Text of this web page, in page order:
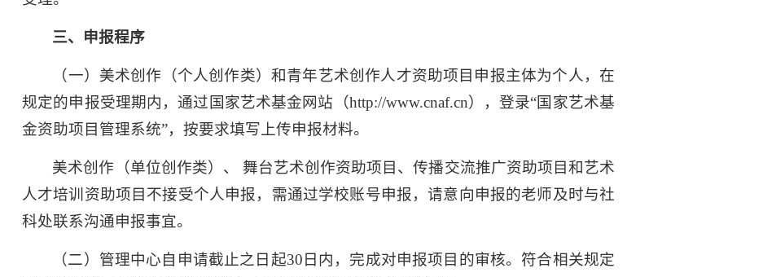
三、申报程序
（一）美术创作（个人创作类）和青年艺术创作人才资助项目申报主体为个人，在
规定的申报受理期内，通过国家艺术基金网站（http://www.cnaf.cn），登录“国家艺术基
金资助项目管理系统”，按要求填写上传申报材料。
美术创作（单位创作类）、 舞台艺术创作资助项目、传播交流推广资助项目和艺术
人才培训资助项目不接受个人申报，需通过学校账号申报，请意向申报的老师及时与社
科处联系沟通申报事宜。
（二）管理中心自申请截止之日起30日内，完成对申报项目的审核。符合相关规定